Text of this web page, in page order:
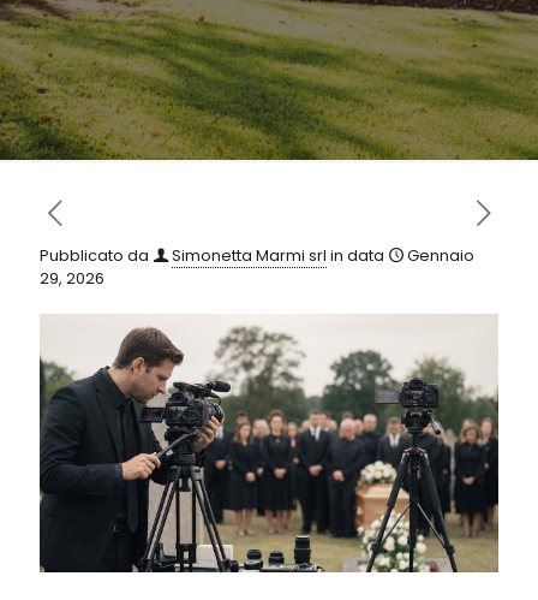
Pubblicato da Simonetta Marmi srl in data
Gennaio
29, 2026